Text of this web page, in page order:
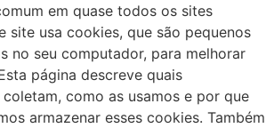
em quase todos os sites
site usa cookies, que são pequenos
no seu computador, para melhorar
página descreve quais
como as usamos e por que
armazenar esses cookies. Também